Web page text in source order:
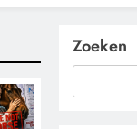
Belangen
Zoeken